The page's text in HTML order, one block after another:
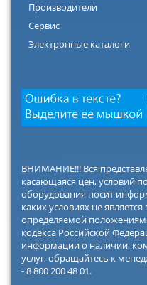
Производители
Сервис
Электронные каталоги
ВНИМАНИЕ!!! Вся
касающаяся цен, условий
оборудования носит
каких условиях не
определяемой
кодекса Российской
информации о наличии,
услуг, обращайтесь к
- 8 800 200 48 01.